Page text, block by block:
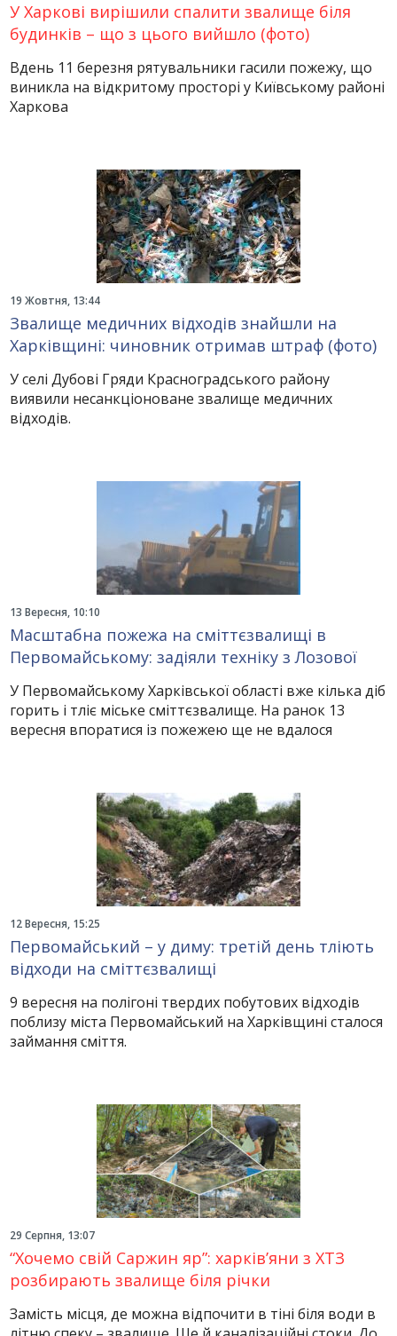
У Харкові вирішили спалити звалище біля
будинків – що з цього вийшло (фото)
Вдень 11 березня рятувальники гасили пожежу, що
виникла на відкритому просторі у Київському районі
Харкова
19 Жовтня, 13:44
Звалище медичних відходів знайшли на
Харківщині: чиновник отримав штраф (фото)
У селі Дубові Гряди Красноградського району
виявили несанкціоноване звалище медичних
відходів.
13 Вересня, 10:10
Масштабна пожежа на сміттєзвалищі в
Первомайському: задіяли техніку з Лозової
У Первомайському Харківської області вже кілька діб
горить і тліє міське сміттєзвалище. На ранок 13
вересня впоратися із пожежею ще не вдалося
12 Вересня, 15:25
Первомайський – у диму: третій день тліють
відходи на сміттєзвалищі
9 вересня на полігоні твердих побутових відходів
поблизу міста Первомайський на Харківщині сталося
займання сміття.
29 Серпня, 13:07
“Хочемо свій Саржин яр”: харків’яни з ХТЗ
розбирають звалище біля річки
Замість місця, де можна відпочити в тіні біля води в